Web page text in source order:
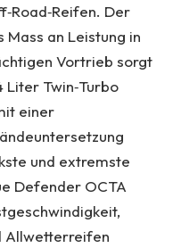
Der
an Leistung in
Vortrieb sorgt
Liter Twin‑Turbo
einer
und extremste
Defender OCTA
Allwetterreifen